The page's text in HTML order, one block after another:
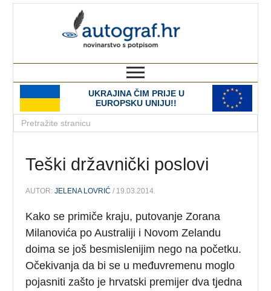
UKRAJINA ČIM PRIJE U
EUROPSKU UNIJU!!
Teški državnički poslovi
AUTOR:JELENA LOVRIĆ / 19.03.2014.
Kako se primiče kraju, putovanje Zorana
Milanovića po Australiji i Novom Zelandu
doima se još besmislenijim nego na početku.
Očekivanja da bi se u međuvremenu moglo
pojasniti zašto je hrvatski premijer dva tjedna